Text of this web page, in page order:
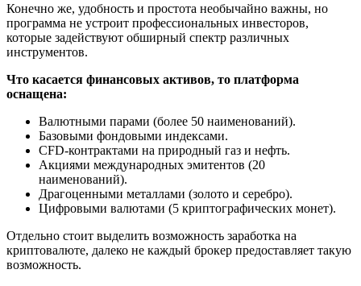
Конечно же, удобность и простота необычайно важны, но
программа не устроит профессиональных инвесторов,
которые задействуют обширный спектр различных
инструментов.
Что касается финансовых активов, то платформа
оснащена:
Валютными парами (более 50 наименований).
Базовыми фондовыми индексами.
CFD-контрактами на природный газ и нефть.
Акциями международных эмитентов (20
наименований).
Драгоценными металлами (золото и серебро).
Цифровыми валютами (5 криптографических монет).
Отдельно стоит выделить возможность заработка на
криптовалюте, далеко не каждый брокер предоставляет такую
возможность.